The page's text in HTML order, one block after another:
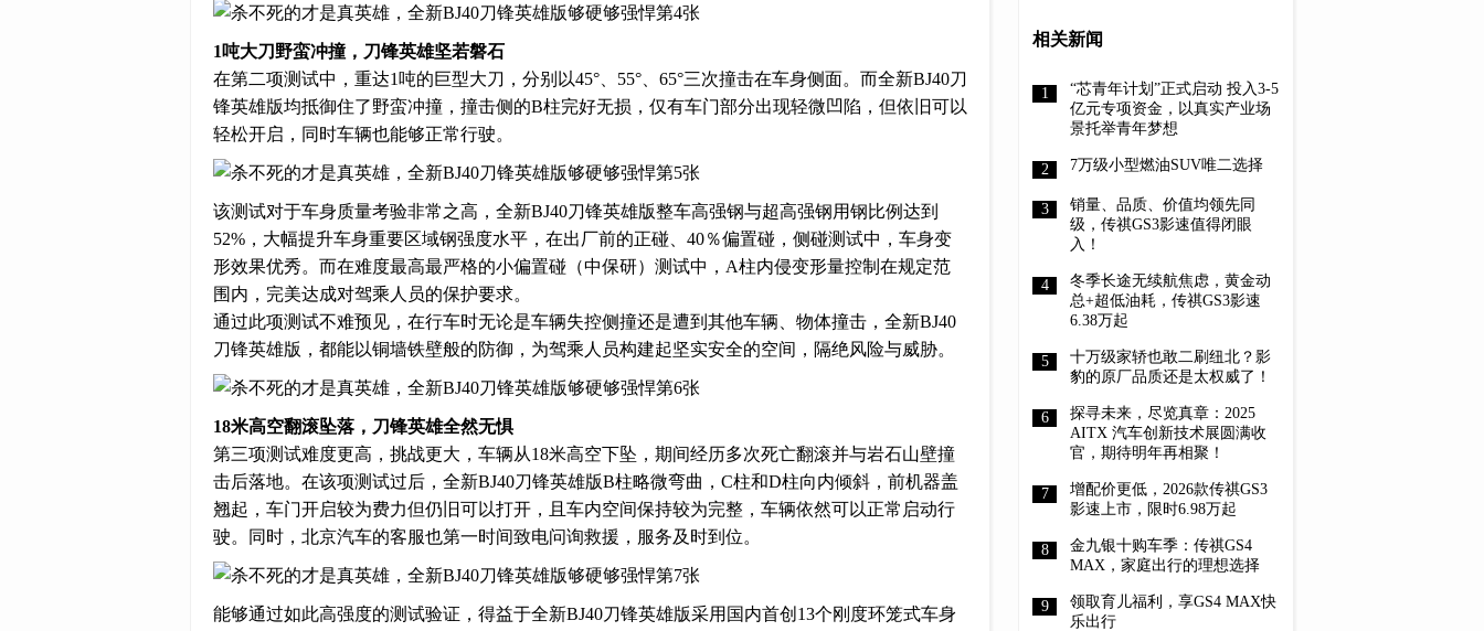
1吨大刀野蛮冲撞，刀锋英雄坚若磐石
在第二项测试中，重达1吨的巨型大刀，分别以45°、55°、65°三次撞击在车身侧面。而全新BJ40刀
锋英雄版均抵御住了野蛮冲撞，撞击侧的B柱完好无损，仅有车门部分出现轻微凹陷，但依旧可以
轻松开启，同时车辆也能够正常行驶。
该测试对于车身质量考验非常之高，全新BJ40刀锋英雄版整车高强钢与超高强钢用钢比例达到
52%，大幅提升车身重要区域钢强度水平，在出厂前的正碰、40％偏置碰，侧碰测试中，车身变
形效果优秀。而在难度最高最严格的小偏置碰（中保研）测试中，A柱内侵变形量控制在规定范
围内，完美达成对驾乘人员的保护要求。
通过此项测试不难预见，在行车时无论是车辆失控侧撞还是遭到其他车辆、物体撞击，全新BJ40
刀锋英雄版，都能以铜墙铁壁般的防御，为驾乘人员构建起坚实安全的空间，隔绝风险与威胁。
18米高空翻滚坠落，刀锋英雄全然无惧
第三项测试难度更高，挑战更大，车辆从18米高空下坠，期间经历多次死亡翻滚并与岩石山壁撞
击后落地。在该项测试过后，全新BJ40刀锋英雄版B柱略微弯曲，C柱和D柱向内倾斜，前机器盖
翘起，车门开启较为费力但仍旧可以打开，且车内空间保持较为完整，车辆依然可以正常启动行
驶。同时，北京汽车的客服也第一时间致电问询救援，服务及时到位。
能够通过如此高强度的测试验证，得益于全新BJ40刀锋英雄版采用国内首创13个刚度环笼式车身
相关新闻
“芯青年计划”正式启动 投入3-5
亿元专项资金，以真实产业场
景托举青年梦想
7万级小型燃油SUV唯二选择
销量、品质、价值均领先同
级，传祺GS3影速值得闭眼
入！
冬季长途无续航焦虑，黄金动
总+超低油耗，传祺GS3影速
6.38万起
十万级家轿也敢二刷纽北？影
豹的原厂品质还是太权威了！
探寻未来，尽览真章：2025
AITX 汽车创新技术展圆满收
官，期待明年再相聚！
增配价更低，2026款传祺GS3
影速上市，限时6.98万起
金九银十购车季：传祺GS4
MAX，家庭出行的理想选择
领取育儿福利，享GS4 MAX快
乐出行